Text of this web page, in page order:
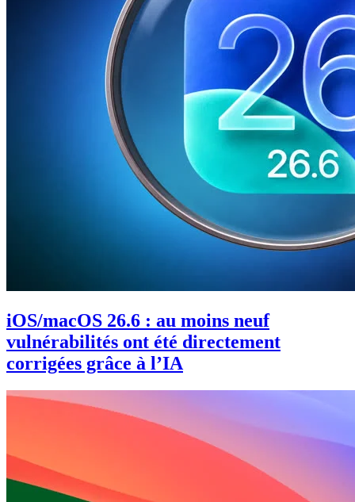
iOS/macOS 26.6 : au moins neuf
vulnérabilités ont été directement
corrigées grâce à l’IA